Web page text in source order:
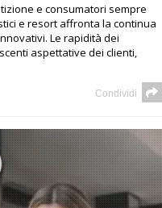
e consumatori sempre
e resort affronta la continua
Le rapidità dei
aspettative dei clienti,
Condividi